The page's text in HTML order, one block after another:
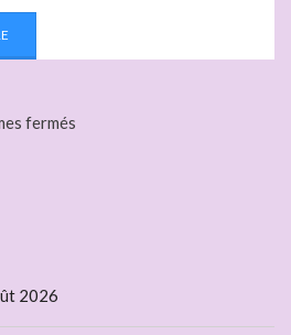
fermés
2026